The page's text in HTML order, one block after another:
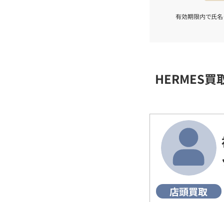
有効期限内で氏名
HERMES買
店頭買取